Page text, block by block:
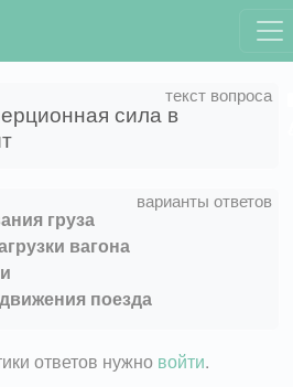
сила в
груза
вагона
поезда
ответов нужно войти.